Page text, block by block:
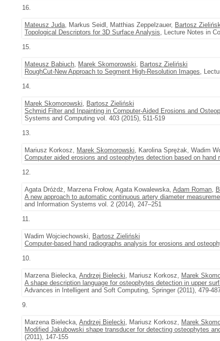
16.
Mateusz Juda, Markus Seidl, Matthias Zeppelzauer, Bartosz
Topological Descriptors for 3D Surface Analysis, Lecture Notes in
15.
Mateusz Babiuch, Marek Skomorowski, Bartosz Zieliński
RoughCut-New Approach to Segment High-Resolution Images,
14.
Marek Skomorowski, Bartosz Zieliński
Schmid Filter and Inpainting in Computer-Aided Erosions and
Systems and Computing vol. 403 (2015), 511-519
13.
Mariusz Korkosz, Marek Skomorowski, Karolina Sprężak, Wadim
Computer aided erosions and osteophytes detection based on hand
12.
Agata Dróżdż, Marzena Frołow, Agata Kowalewska, Adam Roman,
A new approach to automatic continuous artery diameter
and Information Systems vol. 2 (2014), 247–251
11.
Wadim Wojciechowski, Bartosz Zieliński
Computer-based hand radiographs analysis for erosions and
10.
Marzena Bielecka, Andrzej Bielecki, Mariusz Korkosz, Marek
A shape description language for osteophytes detection in upper
Advances in Intelligent and Soft Computing, Springer (2011), 479-
9.
Marzena Bielecka, Andrzej Bielecki, Mariusz Korkosz, Marek
Modified Jakubowski shape transducer for detecting osteophytes
(2011), 147-155